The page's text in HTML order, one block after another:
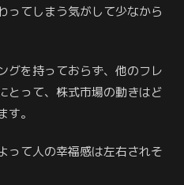
ってしまう気がして少なから
グを持っておらず、他のフレ
とって、株式市場の動きはど
。
って人の幸福感は左右されそ